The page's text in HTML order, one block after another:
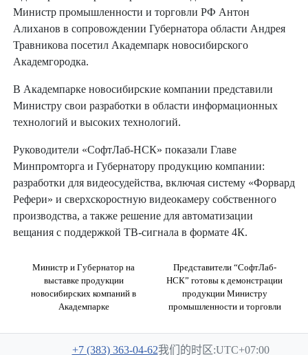
Министр промышленности и торговли РФ Антон
Алиханов в сопровождении Губернатора области Андрея
Травникова посетил Академпарк новосибирского
Академгородка.
В Академпарке новосибирские компании представили
Министру свои разработки в области информационных
технологий и высоких технологий.
Руководители «СофтЛаб-НСК» показали Главе
Минпромторга и Губернатору продукцию компании:
разработки для видеосудейства, включая систему «Форвард
Рефери» и сверхскоростную видеокамеру собственного
производства, а также решение для автоматизации
вещания с поддержкой ТВ-сигнала в формате 4К.
Министр и Губернатор на
выставке продукции
новосибирских компаний в
Академпарке
Представители “СофтЛаб-
НСК” готовы к демонстрации
продукции Министру
промышленности и торговли
+7 (383) 363-04-62我们的时区:UTC+07:00